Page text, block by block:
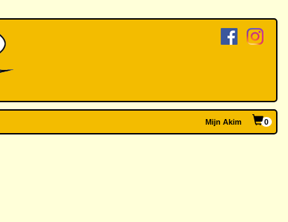
Mijn Akim 0